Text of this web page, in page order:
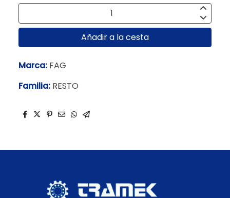
Añadir a la cesta
Marca: FAG
Familia: RESTO